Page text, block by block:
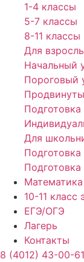
1-4 классы
5-7 классы
8-11 классы
Для
Начальный
Пороговый
Для
Математика
10-11 класс
ЕГЭ/ОГЭ
Лагерь
Контакты
8 (4012) 43-00-61